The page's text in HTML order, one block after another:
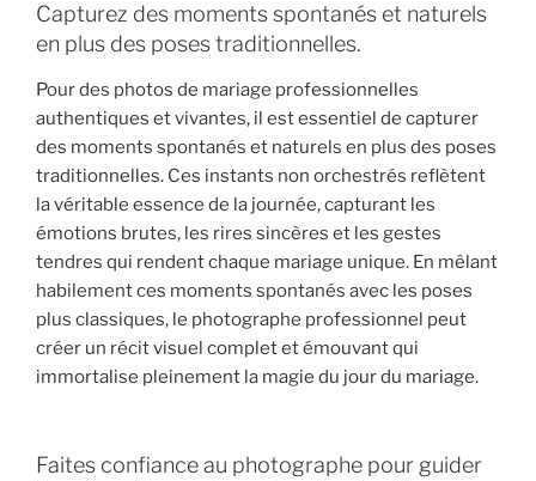
Capturez des moments spontanés et naturels
en plus des poses traditionnelles.
Pour des photos de mariage professionnelles
authentiques et vivantes, il est essentiel de capturer
des moments spontanés et naturels en plus des poses
traditionnelles. Ces instants non orchestrés reflètent
la véritable essence de la journée, capturant les
émotions brutes, les rires sincères et les gestes
tendres qui rendent chaque mariage unique. En mêlant
habilement ces moments spontanés avec les poses
plus classiques, le photographe professionnel peut
créer un récit visuel complet et émouvant qui
immortalise pleinement la magie du jour du mariage.
Faites confiance au photographe pour guider